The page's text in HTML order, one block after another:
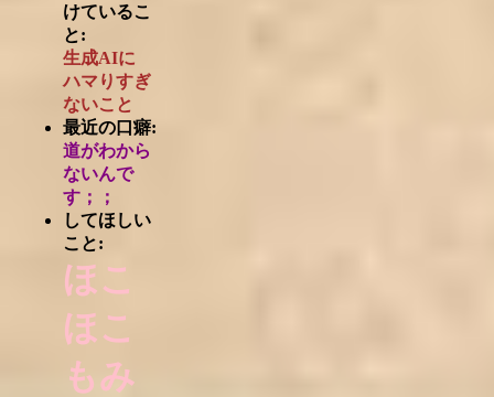
けているこ
と:
生成AIに
ハマりすぎ
ないこと
最近の口癖:
道がわから
ないんで
す；；
してほしい
こと:
ほこ
ほこ
もみ